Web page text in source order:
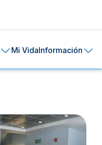
Mi VidaInformación